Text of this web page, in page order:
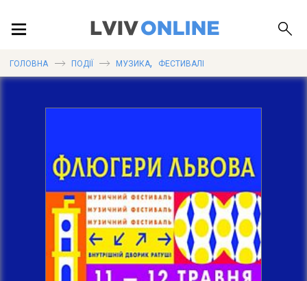
ПУБЛІКАЦІЇ
ДОВІДКА
ГОЛОВНА ПОДІЇ МУЗИКА, ФЕСТИВАЛІ